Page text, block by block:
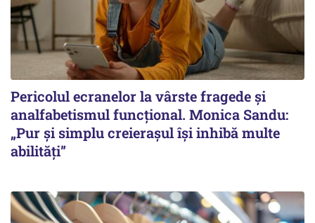
Pericolul ecranelor la vârste fragede și
analfabetismul funcțional. Monica Sandu:
„Pur și simplu creierașul își inhibă multe
abilități”